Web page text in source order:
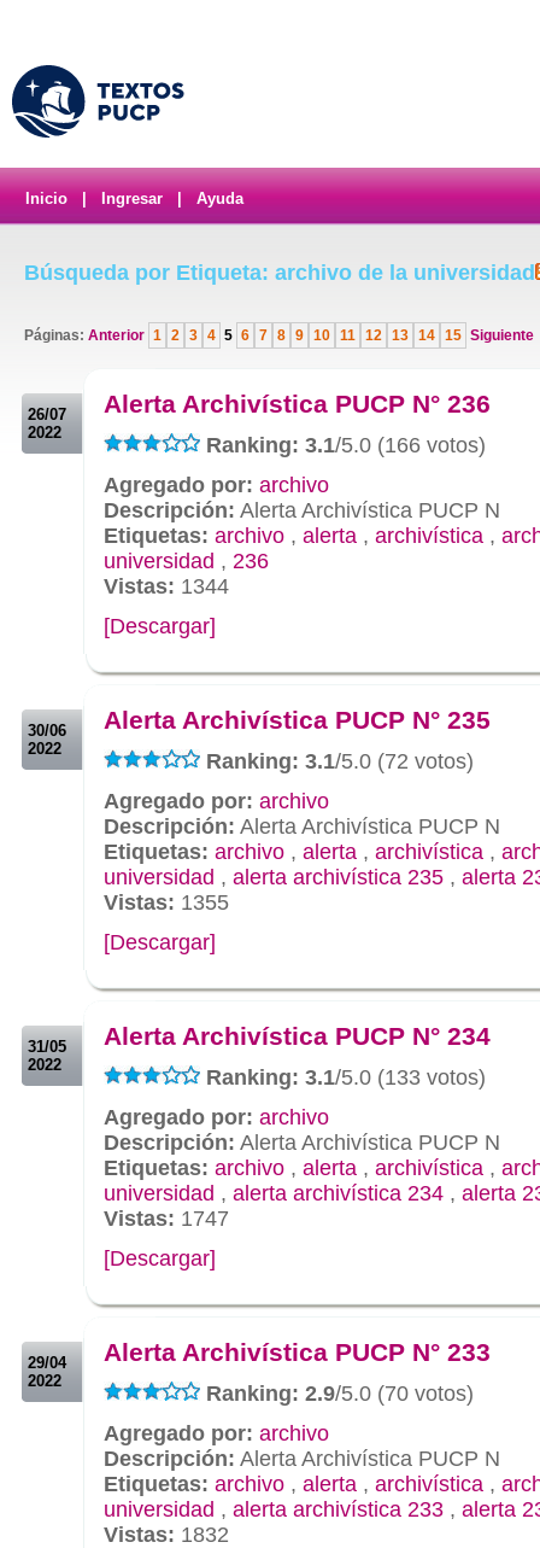
Inicio Ingresar Ayuda
Búsqueda por Etiqueta: archivo de la universidad
Páginas: Anterior 1 2 3 4 5 6 7 8 9 10 11 12 13 14 15 Siguiente
26/07
2022
Alerta Archivística PUCP N° 236
Ranking: 3.1/5.0 (166 votos)
Agregado por: archivo
Descripción: Alerta Archivística PUCP N
Etiquetas: archivo , alerta , archivística ,
universidad , 236
Vistas: 1344
[Descargar]
30/06
2022
Alerta Archivística PUCP N° 235
Ranking: 3.1/5.0 (72 votos)
Agregado por: archivo
Descripción: Alerta Archivística PUCP N
Etiquetas: archivo , alerta , archivística ,
universidad , alerta archivística 235 , alerta
Vistas: 1355
[Descargar]
31/05
2022
Alerta Archivística PUCP N° 234
Ranking: 3.1/5.0 (133 votos)
Agregado por: archivo
Descripción: Alerta Archivística PUCP N
Etiquetas: archivo , alerta , archivística ,
universidad , alerta archivística 234 , alerta
Vistas: 1747
[Descargar]
29/04
2022
Alerta Archivística PUCP N° 233
Ranking: 2.9/5.0 (70 votos)
Agregado por: archivo
Descripción: Alerta Archivística PUCP N
Etiquetas: archivo , alerta , archivística ,
universidad , alerta archivística 233 , alerta
Vistas: 1832